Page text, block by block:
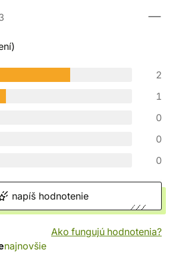
2
1
0
0
0
napíš hodnotenie
Ako fungujú hodnotenia?
najnovšie